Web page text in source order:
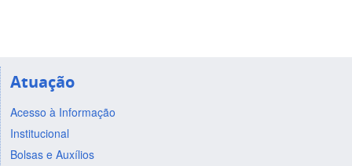
Atuação
Acesso à Informação
Institucional
Bolsas e Auxílios